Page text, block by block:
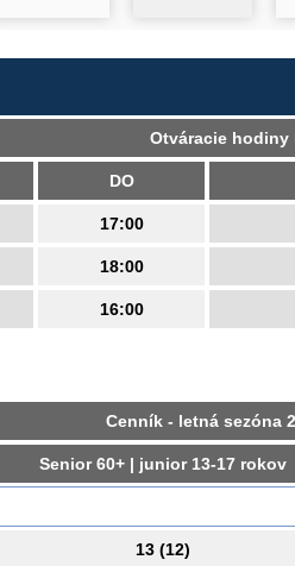
Otváracie hodiny
DO
17:00
18:00
16:00
Cenník - letná sezóna
Senior 60+ | junior 13-17 rokov
13 (12)